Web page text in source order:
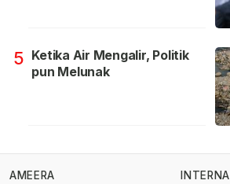
5 Ketika Air Mengalir, Politik
pun Melunak
AMEERA